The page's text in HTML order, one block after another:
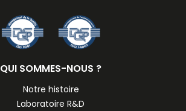
QUI SOMMES-NOUS ?
Notre histoire
Laboratoire R&D